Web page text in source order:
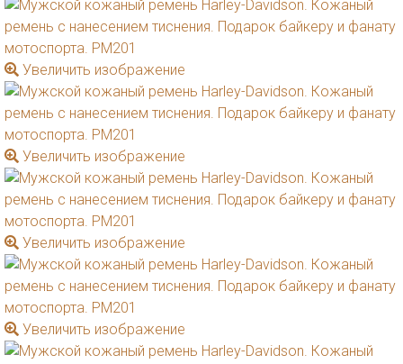
Увеличить изображение
Увеличить изображение
Увеличить изображение
Увеличить изображение